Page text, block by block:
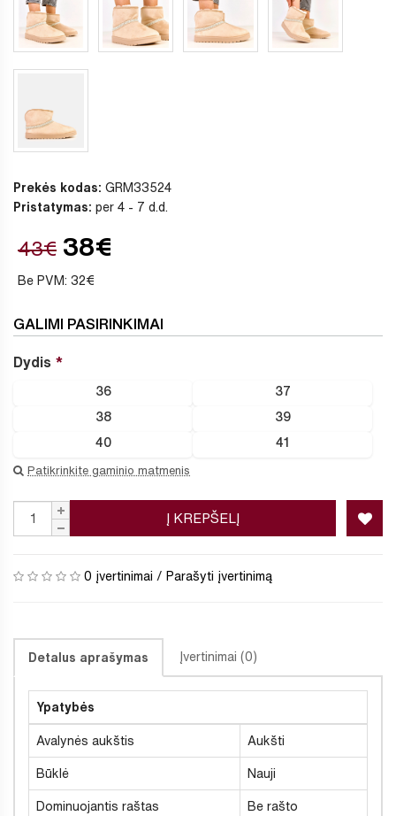
Prekės kodas: GRM33524
Pristatymas: per 4 - 7 d.d.
43€ 38€
Be PVM: 32€
GALIMI PASIRINKIMAI
Dydis
36 37
38 39
40 41
Patikrinkite gaminio matmenis
Į KREPŠELĮ
0 įvertinimai / Parašyti įvertinimą
Detalus aprašymas Įvertinimai (0)
Ypatybės
Avalynės aukštis Aukšti
Būklė Nauji
Dominuojantis raštas Be rašto